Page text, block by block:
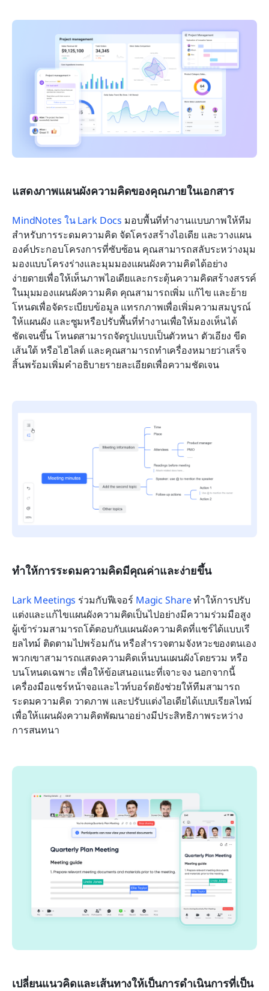
แสดงภาพแผนผังความคิดของคุณภายในเอกสาร
MindNotes ใน Lark Docs มอบพื้นที่ทำงานแบบภาพให้ทีม
สำหรับการระดมความคิด จัดโครงสร้างไอเดีย และวางแผน
องค์ประกอบโครงการที่ซับซ้อน คุณสามารถสลับระหว่างมุม
มองแบบโครงร่างและมุมมองแผนผังความคิดได้อย่าง
ง่ายดายเพื่อให้เห็นภาพไอเดียและกระตุ้นความคิดสร้างสรรค์
ในมุมมองแผนผังความคิด คุณสามารถเพิ่ม แก้ไข และย้าย
โหนดเพื่อจัดระเบียบข้อมูล แทรกภาพเพื่อเพิ่มความสมบูรณ์
ให้แผนผัง และซูมหรือปรับพื้นที่ทำงานเพื่อให้มองเห็นได้
ชัดเจนขึ้น โหนดสามารถจัดรูปแบบเป็นตัวหนา ตัวเอียง ขีด
เส้นใต้ หรือไฮไลต์ และคุณสามารถทำเครื่องหมายว่าเสร็จ
สิ้นพร้อมเพิ่มคำอธิบายรายละเอียดเพื่อความชัดเจน
ทำให้การระดมความคิดมีคุณค่าและง่ายขึ้น
Lark Meetings ร่วมกับฟีเจอร์ Magic Share ทำให้การปรับ
แต่งและแก้ไขแผนผังความคิดเป็นไปอย่างมีความร่วมมือสูง
ผู้เข้าร่วมสามารถโต้ตอบกับแผนผังความคิดที่แชร์ได้แบบเรี
ยลไทม์ ติดตามไปพร้อมกัน หรือสำรวจตามจังหวะของตนเอง
พวกเขาสามารถแสดงความคิดเห็นบนแผนผังโดยรวม หรือ
บนโหนดเฉพาะ เพื่อให้ข้อเสนอแนะที่เจาะจง นอกจากนี้
เครื่องมือแชร์หน้าจอและไวท์บอร์ดยังช่วยให้ทีมสามารถ
ระดมความคิด วาดภาพ และปรับแต่งไอเดียได้แบบเรียลไทม์
เพื่อให้แผนผังความคิดพัฒนาอย่างมีประสิทธิภาพระหว่าง
การสนทนา
เปลี่ยนแนวคิดและเส้นทางให้เป็นการดำเนินการที่เป็น